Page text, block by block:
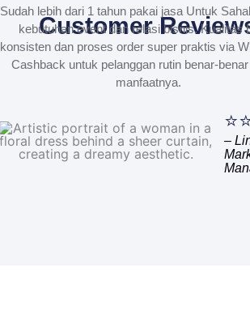
Customer
Sudah lebih dari 1 tahun pakai jasa Untuk
kebutuhan event dan relasi bisnis. Kualitas
konsisten dan proses order super praktis via
Cashback untuk pelanggan rutin benar-
manfaatnya.
–